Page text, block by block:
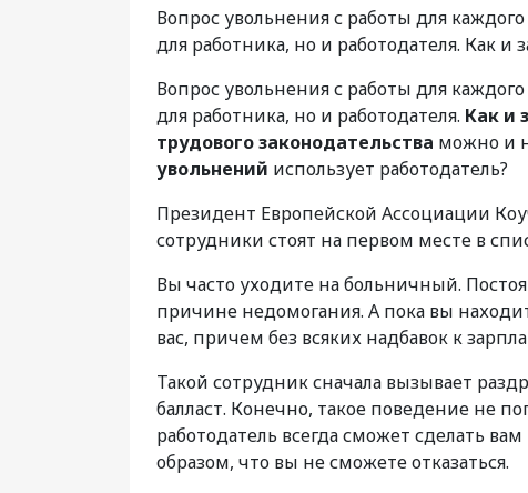
Вопрос увольнения с работы для
для работника, но и работодателя. Как и
Вопрос увольнения с работы для
для работника, но и работодателя. Как и
трудового законодательства можно и
увольнений использует работодатель?
Президент Европейской Ассоциации
сотрудники стоят на первом месте в
Вы часто уходите на больничный.
причине недомогания. А пока вы
вас, причем без всяких надбавок к
Такой сотрудник сначала вызывает
балласт. Конечно, такое поведение не
работодатель всегда сможет сделать
образом, что вы не сможете отказаться.